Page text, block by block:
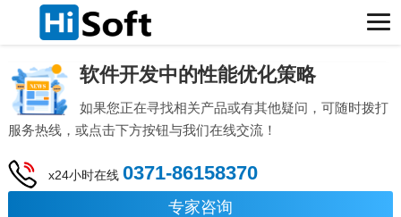
软件开发中的性能优化策略
如果您正在寻找相关产品或有其他疑问，可随时拨打
服务热线，或点击下方按钮与我们在线交流！
x24小时在线 0371-86158370
专家咨询